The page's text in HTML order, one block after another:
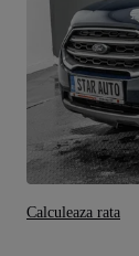
Calculeaza rata